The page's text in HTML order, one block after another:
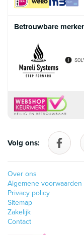
Betrouwbare
Volg ons: Volg
Over ons
Algemene voorwaarden
Privacy policy
Sitemap
Zakelijk
Contact